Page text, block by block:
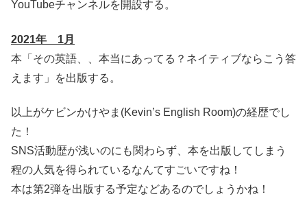
YouTubeチャンネルを開設する。
2021年 1月
本「その英語、、本当にあってる？ネイティブならこう答
えます」を出版する。
以上がケビンかけやま(Kevin’s English Room)の経歴でし
た！
SNS活動歴が浅いのにも関わらず、本を出版してしまう
程の人気を得られているなんてすごいですね！
本は第2弾を出版する予定などあるのでしょうかね！